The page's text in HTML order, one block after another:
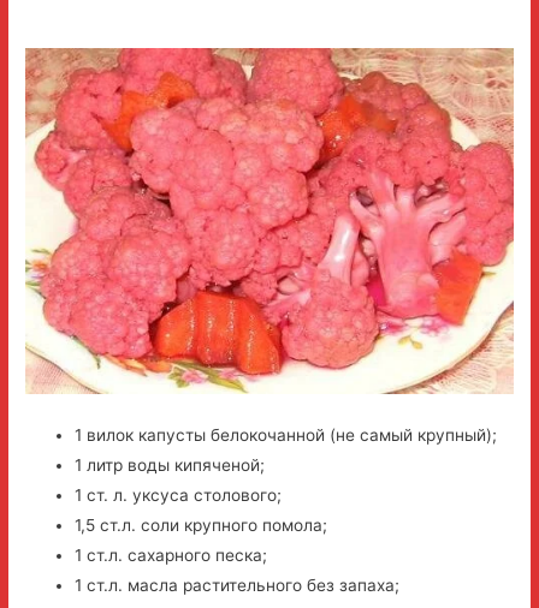
1 вилок капусты белокочанной (не самый крупный);
1 литр воды кипяченой;
1 ст. л. уксуса столового;
1,5 ст.л. соли крупного помола;
1 ст.л. сахарного песка;
1 ст.л. масла растительного без запаха;